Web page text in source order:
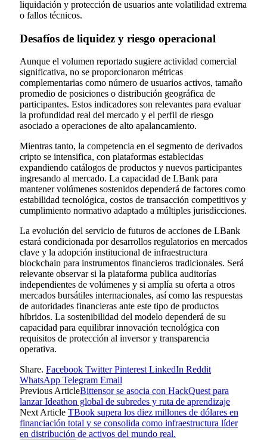
liquidación y protección de usuarios ante volatilidad extrema
o fallos técnicos.
Desafíos de liquidez y riesgo operacional
Aunque el volumen reportado sugiere actividad comercial
significativa, no se proporcionaron métricas
complementarias como número de usuarios activos, tamaño
promedio de posiciones o distribución geográfica de
participantes. Estos indicadores son relevantes para evaluar
la profundidad real del mercado y el perfil de riesgo
asociado a operaciones de alto apalancamiento.
Mientras tanto, la competencia en el segmento de derivados
cripto se intensifica, con plataformas establecidas
expandiendo catálogos de productos y nuevos participantes
ingresando al mercado. La capacidad de LBank para
mantener volúmenes sostenidos dependerá de factores como
estabilidad tecnológica, costos de transacción competitivos y
cumplimiento normativo adaptado a múltiples jurisdicciones.
La evolución del servicio de futuros de acciones de LBank
estará condicionada por desarrollos regulatorios en mercados
clave y la adopción institucional de infraestructura
blockchain para instrumentos financieros tradicionales. Será
relevante observar si la plataforma publica auditorías
independientes de volúmenes y si amplía su oferta a otros
mercados bursátiles internacionales, así como las respuestas
de autoridades financieras ante este tipo de productos
híbridos. La sostenibilidad del modelo dependerá de su
capacidad para equilibrar innovación tecnológica con
requisitos de protección al inversor y transparencia
operativa.
Share. Facebook Twitter Pinterest LinkedIn Reddit
WhatsApp Telegram Email
Previous ArticleBittensor se asocia con HackQuest para
lanzar Ideathon global de subredes y ruta de aprendizaje
Next Article TBook supera los diez millones de dólares en
financiación total y se consolida como infraestructura líder
en distribución de activos del mundo real.